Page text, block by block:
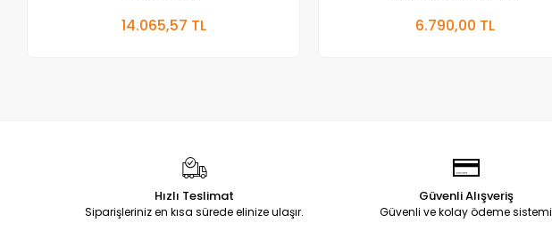
14.065,57 TL 6.790,00 TL
Hızlı Teslimat
Siparişleriniz en kısa sürede elinize ulaşır.
Güvenli Alışveriş
Güvenli ve kolay ödeme sistemi